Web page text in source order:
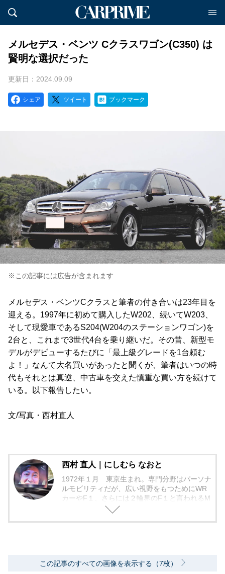
メルセデス・ベンツ Cクラスワゴン(C350) は
賢明な選択だった
更新日：2024.09.09
シェア ツイート ブックマーク
※この記事には広告が含まれます
メルセデス・ベンツCクラスと筆者の付き合いは23年目を
迎える。1997年に初めて購入したW202、続いてW203、
そして現愛車であるS204(W204のステーションワゴン)を
2台と、これまで3世代4台を乗り継いだ。その昔、新型モ
デルがデビューするたびに「最上級グレードを1台頼む
よ！」なんて大名買いがあったと聞くが、筆者はいつの時
代もそれとは真逆、中古車を交えた慎重な買い方を続けて
いる。以下報告したい。
文/写真・西村直人
西村 直人｜にしむら なおと
1972年１月 東京生まれ。専門分野はパーソナ
ルモビリティだが、広い視野をもつためにWR
カーやF１、さらには２輪界のF１と言われるM
otoGPマシンでのサーキット走行をこなしつ
た。昨今では、自律自動運転や先進安全技術の
この記事のすべての画像を表示する（7枚）